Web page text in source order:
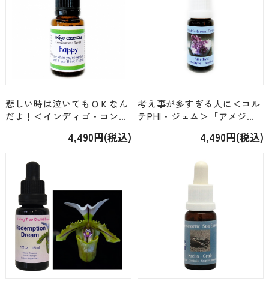
悲しい時は泣いてもＯＫなん
だよ！＜インディゴ・コンビ
4,490円(税込)
考え事が多すぎる人に＜コル
テPHI・ジェム＞「アメジス
4,490円(税込)